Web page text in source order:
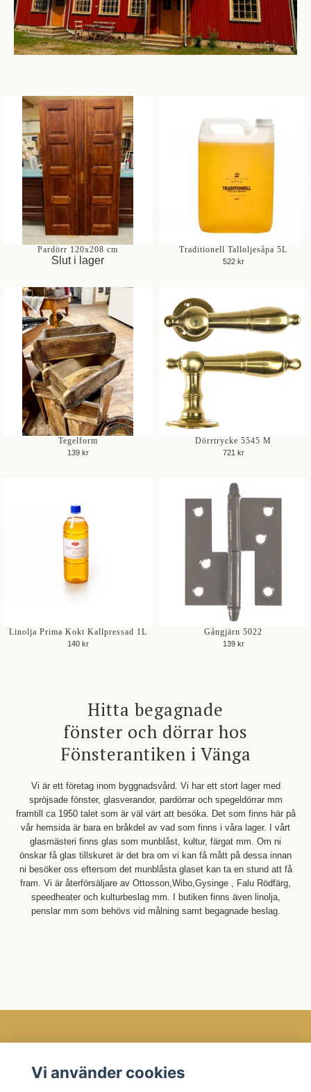
Pardörr 120x208 cm
Slut i lager
Traditionell Talloljesåpa 5L
522 kr
Tegelform
139 kr
Dörrtrycke 5545 M
721 kr
Linolja Prima Kokt Kallpressad 1L
140 kr
Gångjärn 5022
139 kr
Hitta begagnade
fönster och dörrar hos
Fönsterantiken i Vänga
Vi är ett företag inom byggnadsvård. Vi har ett stort lager med
spröjsade fönster, glasverandor, pardörrar och spegeldörrar mm
framtill ca 1950 talet som är väl värt att besöka. Det som finns här på
vår hemsida är bara en bråkdel av vad som finns i våra lager. I vårt
glasmästeri finns glas som munblåst, kultur, färgat mm. Om ni
önskar få glas tillskuret är det bra om vi kan få mått på dessa innan
ni besöker oss eftersom det munblåsta glaset kan ta en stund att få
fram. Vi är återförsäljare av Ottosson,Wibo,Gysinge , Falu Rödfärg,
speedheater och kulturbeslag mm. I butiken finns även linolja,
penslar mm som behövs vid målning samt begagnade beslag.
Kundtjänst
Vi använder cookies